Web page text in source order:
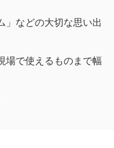
」などの大切な思い出
場で使えるものまで幅